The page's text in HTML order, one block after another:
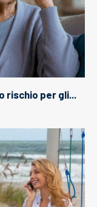
per gli...